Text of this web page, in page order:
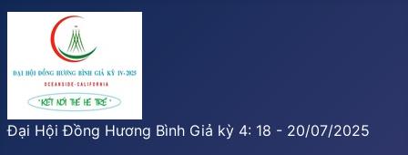
Đại Hội Đồng Hương Bình Giả kỳ 4: 18 - 20/07/2025